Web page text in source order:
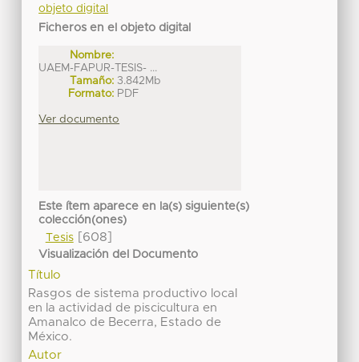
objeto digital
Ficheros en el objeto digital
Nombre:
UAEM-FAPUR-TESIS- ...
Tamaño: 3.842Mb
Formato: PDF
Ver documento
Este ítem aparece en la(s) siguiente(s)
colección(ones)
Tesis[608]
Visualización del Documento
Título
Rasgos de sistema productivo local
en la actividad de piscicultura en
Amanalco de Becerra, Estado de
México.
Autor